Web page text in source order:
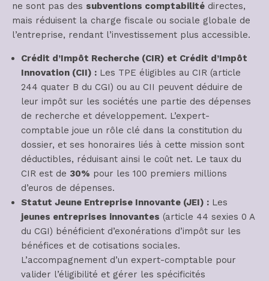
ne sont pas des subventions comptabilité directes,
mais réduisent la charge fiscale ou sociale globale de
l’entreprise, rendant l’investissement plus accessible.
Crédit d’Impôt Recherche (CIR) et Crédit d’Impôt
Innovation (CII) : Les TPE éligibles au CIR (article
244 quater B du CGI) ou au CII peuvent déduire de
leur impôt sur les sociétés une partie des dépenses
de recherche et développement. L’expert-
comptable joue un rôle clé dans la constitution du
dossier, et ses honoraires liés à cette mission sont
déductibles, réduisant ainsi le coût net. Le taux du
CIR est de 30% pour les 100 premiers millions
d’euros de dépenses.
Statut Jeune Entreprise Innovante (JEI) : Les
jeunes entreprises innovantes (article 44 sexies 0 A
du CGI) bénéficient d’exonérations d’impôt sur les
bénéfices et de cotisations sociales.
L’accompagnement d’un expert-comptable pour
valider l’éligibilité et gérer les spécificités